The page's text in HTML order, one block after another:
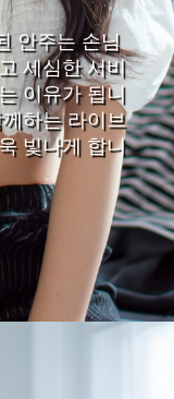
안주는 손님
세심한 서비
이유가 됩니
하는 라이브
빛나게 합니